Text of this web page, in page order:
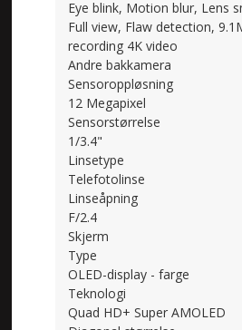
Eye blink, Motion blur, Lens
Full view, Flaw detection,
recording 4K video
Andre bakkamera
Sensoroppløsning
12 Megapixel
Sensorstørrelse
1/3.4"
Linsetype
Telefotolinse
Linseåpning
F/2.4
Skjerm
Type
OLED-display - farge
Teknologi
Quad HD+ Super AMOLED